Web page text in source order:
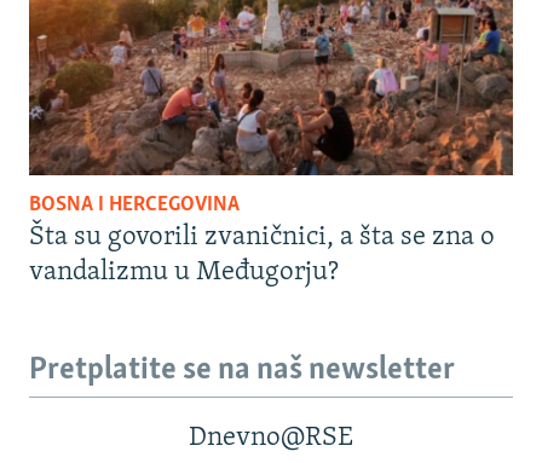
BOSNA I HERCEGOVINA
Šta su govorili zvaničnici, a šta se zna o
vandalizmu u Međugorju?
Pretplatite se na naš newsletter
Dnevno@RSE